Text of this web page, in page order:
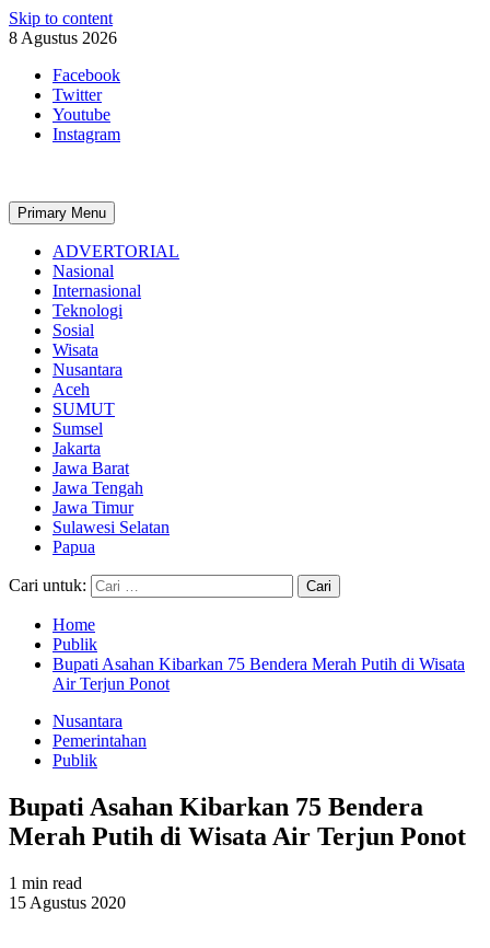
Skip to content
8 Agustus 2026
Facebook
Twitter
Youtube
Instagram
Primary Menu
ADVERTORIAL
Nasional
Internasional
Teknologi
Sosial
Wisata
Nusantara
Aceh
SUMUT
Sumsel
Jakarta
Jawa Barat
Jawa Tengah
Jawa Timur
Sulawesi Selatan
Papua
Cari untuk:
Home
Publik
Bupati Asahan Kibarkan 75 Bendera Merah Putih di Wisata
Air Terjun Ponot
Nusantara
Pemerintahan
Publik
Bupati Asahan Kibarkan 75 Bendera
Merah Putih di Wisata Air Terjun Ponot
1 min read
15 Agustus 2020